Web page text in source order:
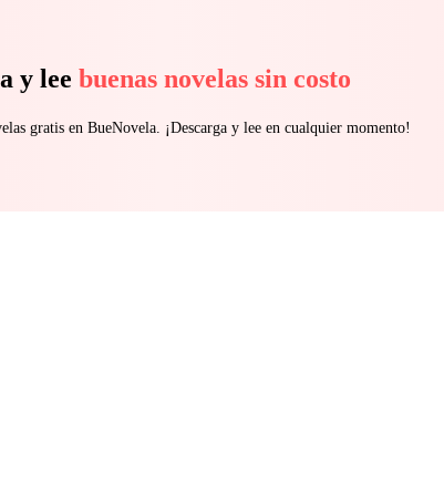
y lee buenas novelas sin costo
gratis en BueNovela. ¡Descarga y lee en cualquier momento!